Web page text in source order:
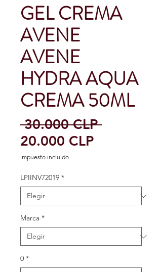
GEL CREMA
AVENE
AVENE
HYDRA AQUA
CREMA 50ML
30.000 CLP Precio
20.000 CLP
Impuesto incluido
LPIINV72019 *
Marca *
0 *